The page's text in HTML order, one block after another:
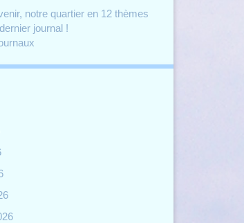
notre quartier en 12 thèmes
journal !